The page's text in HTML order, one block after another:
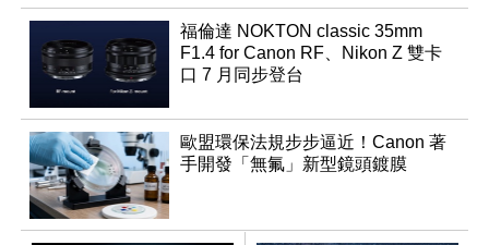
福倫達 NOKTON classic 35mm
F1.4 for Canon RF、Nikon Z 雙卡
口 7 月同步登台
歐盟環保法規步步逼近！Canon 著
手開發「無氟」新型鏡頭鍍膜